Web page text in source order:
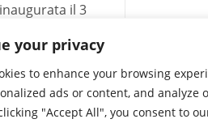
your privacy
to enhance your browsing
ads or content, and analyze
"Accept All", you consent to
il 3
leggereAntonio
in